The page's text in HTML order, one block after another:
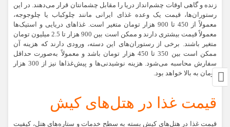
زنده و گاهی اوقات چشم‌انداز دریا را مقابل چشمانتان قرار می‌دهند. در این
رستوران‌ها، قیمت یک وعده غذای ایرانی مانند چلوکباب یا چلوجوجه،
معمولاً از 450 تا 900 هزار تومان متغیر است. غذاهای دریایی و استیک‌ها
معمولاً قیمت بیشتری دارند و ممکن است بین 900 هزار تا 2.5 میلیون تومان
متغیر باشند. برخی از رستوران‌های این دسته، ورودی دارند که هزینه آن
ممکن است بین 350 تا 450 هزار تومان باشد و معمولاً به‌صورت حداقل
سفارش محاسبه می‌شود. هزینه نوشیدنی‌ها و پیش‌غذاها نیز از 300 هزار
تومان به بالا خواهد بود.
قیمت غذا در هتل‌های کیش
قیمت غذا در هتل‌های کیش بسته به سطح خدمات و ستاره‌های هتل، کیفیت